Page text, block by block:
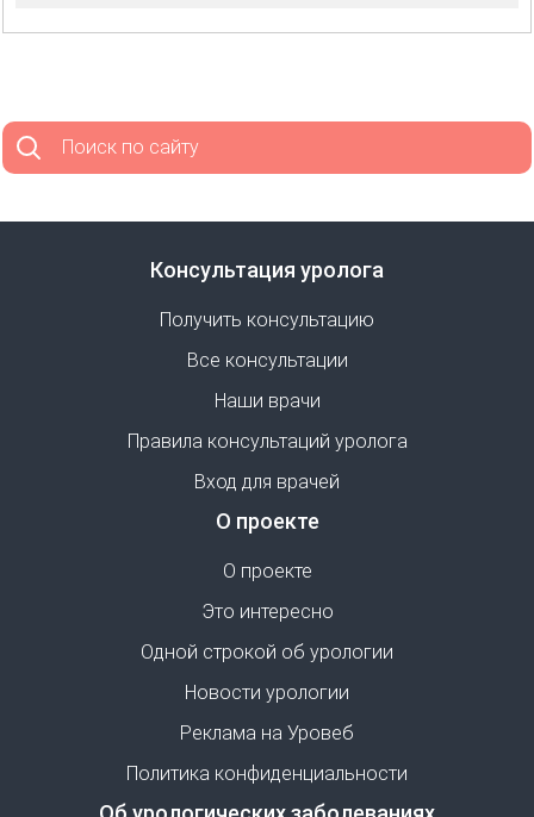
Поиск по сайту
Консультация уролога
Получить консультацию
Все консультации
Наши врачи
Правила консультаций уролога
Вход для врачей
О проекте
О проекте
Это интересно
Одной строкой об урологии
Новости урологии
Реклама на Уровеб
Политика конфиденциальности